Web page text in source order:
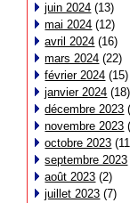
juin 2024 (13)
mai 2024 (12)
avril 2024 (16)
mars 2024 (22)
février 2024 (15)
janvier 2024 (18)
décembre 2023
novembre 2023
octobre 2023
septembre 2023
août 2023 (2)
juillet 2023 (7)